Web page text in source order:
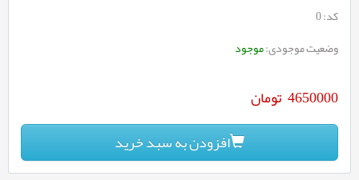
کد:0
وضعیت موجودی:موجود
4650000 تومان
افزودن به سبد خرید